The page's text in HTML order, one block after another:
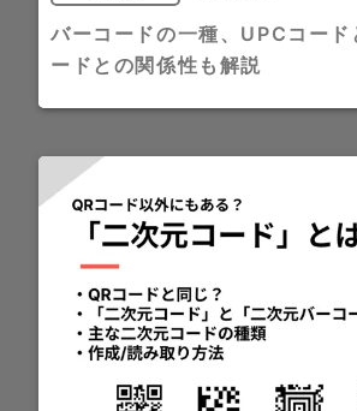
バーコードの一種、UPCコー
ードとの関係性も解説